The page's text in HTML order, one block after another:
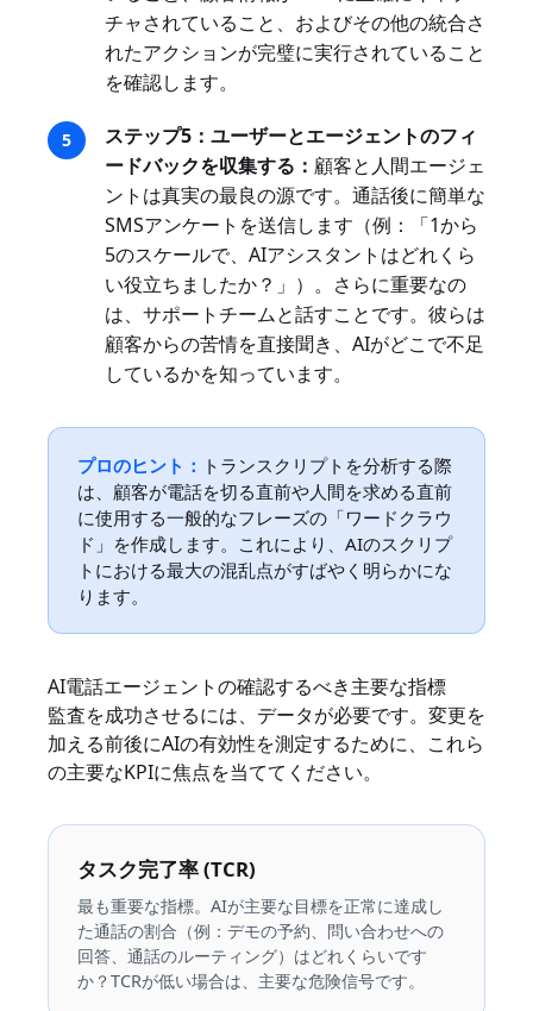
チャされていること、およびその他の統合さ
れたアクションが完璧に実行されていること
を確認します。
ステップ5：ユーザーとエージェントのフィ
ードバックを収集する： 顧客と人間エージェ
ントは真実の最良の源です。通話後に簡単な
SMSアンケートを送信します（例：「1から
5のスケールで、AIアシスタントはどれくら
い役立ちましたか？」）。さらに重要なの
は、サポートチームと話すことです。彼らは
顧客からの苦情を直接聞き、AIがどこで不足
しているかを知っています。
プロのヒント： トランスクリプトを分析する際
は、顧客が電話を切る直前や人間を求める直前
に使用する一般的なフレーズの「ワードクラウ
ド」を作成します。これにより、AIのスクリプ
トにおける最大の混乱点がすばやく明らかにな
ります。
AI電話エージェントの確認するべき主要な指標
監査を成功させるには、データが必要です。変更を
加える前後にAIの有効性を測定するために、これら
の主要なKPIに焦点を当ててください。
タスク完了率 (TCR)
最も重要な指標。AIが主要な目標を正常に達成し
た通話の割合（例：デモの予約、問い合わせへの
回答、通話のルーティング）はどれくらいです
か？TCRが低い場合は、主要な危険信号です。